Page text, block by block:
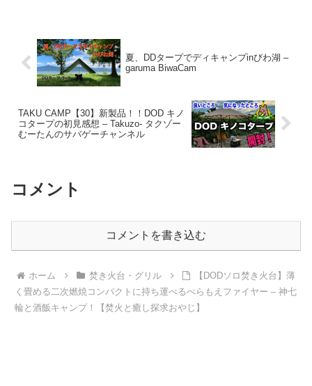
夏、DDタープでディキャンプinびわ湖 –
garuma BiwaCam
TAKU CAMP【30】新製品！！DOD キノ
コタープの初見感想 – Takuzo- タクゾー
むーたんのサバゲーチャンネル
コメント
コメントを書き込む
ホーム 焚き火台・グリル
【DODソロ焚き火台】薄
く畳める二次燃焼コンパクトに持ち運べるぺらもえファイヤー – 神七
輪と酒飯キャンプ！【焚火と癒し探求おやじ】